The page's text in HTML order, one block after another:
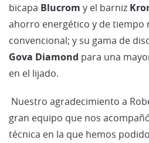
bicapa Blucrom y el barniz
ahorro energético y de tiempo
convencional; y su gama de
Gova Diamond para una
en el lijado.
Nuestro agradecimiento a
gran equipo que nos
técnica en la que hemos